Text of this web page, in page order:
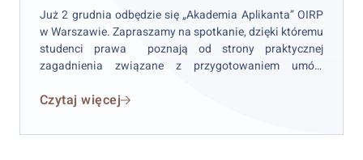
Już 2 grudnia odbędzie się „Akademia Aplikanta” OIRP
w Warszawie. Zapraszamy na spotkanie, dzięki któremu
studenci prawa poznają od strony praktycznej
zagadnienia związane z przygotowaniem umów
nauka i szkolenie na aplikacji radcowskiej w Izbie
Czytaj więcej